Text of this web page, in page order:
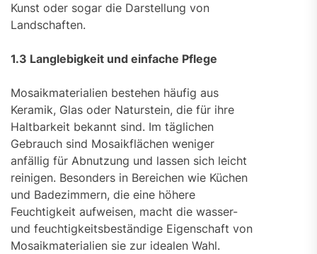
Kunst oder sogar die Darstellung von
Landschaften.
1.3 Langlebigkeit und einfache Pflege
Mosaikmaterialien bestehen häufig aus
Keramik, Glas oder Naturstein, die für ihre
Haltbarkeit bekannt sind. Im täglichen
Gebrauch sind Mosaikflächen weniger
anfällig für Abnutzung und lassen sich leicht
reinigen. Besonders in Bereichen wie Küchen
und Badezimmern, die eine höhere
Feuchtigkeit aufweisen, macht die wasser-
und feuchtigkeitsbeständige Eigenschaft von
Mosaikmaterialien sie zur idealen Wahl.